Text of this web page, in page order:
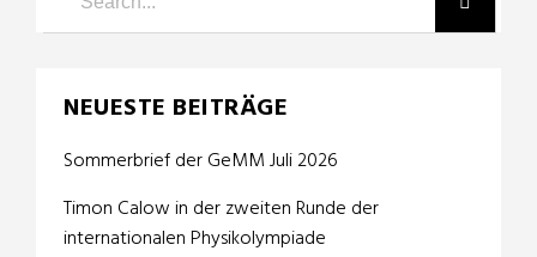
NEUESTE BEITRÄGE
Sommerbrief der GeMM Juli 2026
Timon Calow in der zweiten Runde der
internationalen Physikolympiade